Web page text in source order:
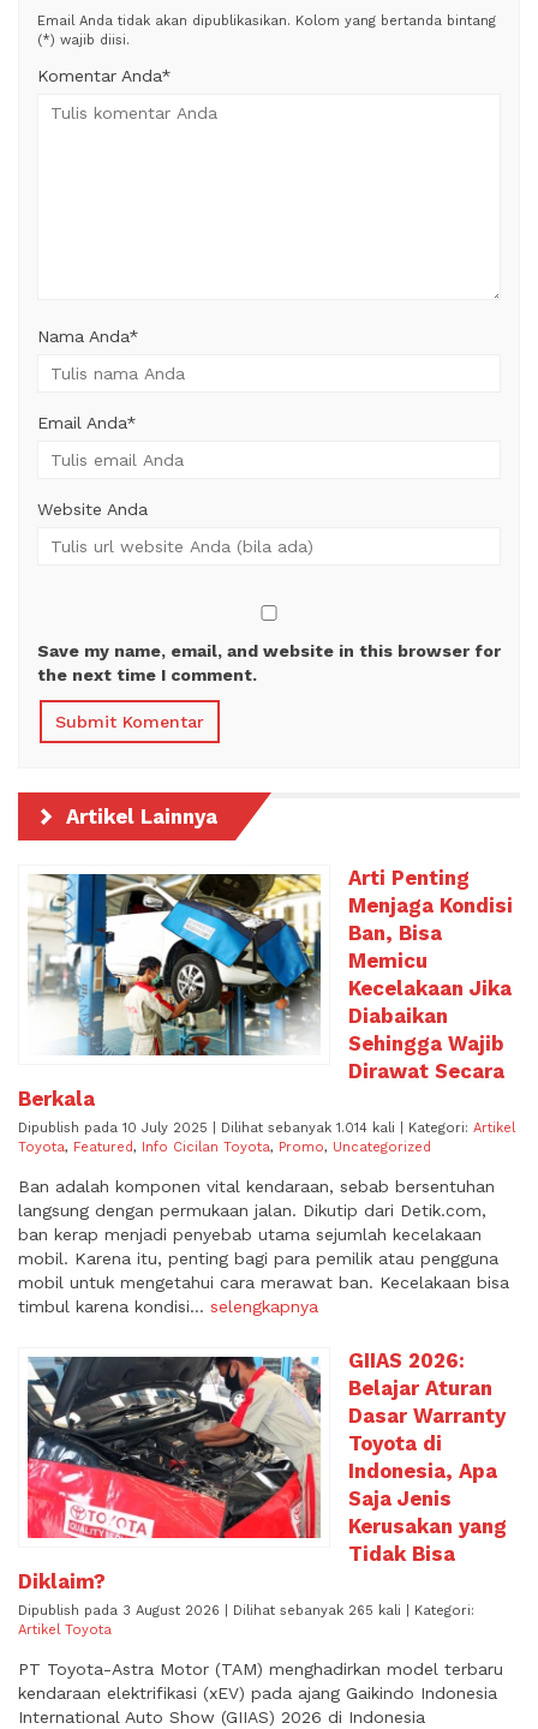
Email Anda tidak akan dipublikasikan. Kolom yang bertanda bintang
(*) wajib diisi.
Komentar Anda*
Nama Anda*
Email Anda*
Website Anda
Save my name, email, and website in this browser for
the next time I comment.
Artikel Lainnya
Arti Penting
Menjaga Kondisi
Ban, Bisa
Memicu
Kecelakaan Jika
Diabaikan
Sehingga Wajib
Dirawat Secara
Berkala
Dipublish pada 10 July 2025 | Dilihat sebanyak 1.014 kali | Kategori: Artikel
Toyota, Featured, Info Cicilan Toyota, Promo, Uncategorized
Ban adalah komponen vital kendaraan, sebab bersentuhan
langsung dengan permukaan jalan. Dikutip dari Detik.com,
ban kerap menjadi penyebab utama sejumlah kecelakaan
mobil. Karena itu, penting bagi para pemilik atau pengguna
mobil untuk mengetahui cara merawat ban. Kecelakaan bisa
timbul karena kondisi... selengkapnya
GIIAS 2026:
Belajar Aturan
Dasar Warranty
Toyota di
Indonesia, Apa
Saja Jenis
Kerusakan yang
Tidak Bisa
Diklaim?
Dipublish pada 3 August 2026 | Dilihat sebanyak 265 kali | Kategori:
Artikel Toyota
PT Toyota-Astra Motor (TAM) menghadirkan model terbaru
kendaraan elektrifikasi (xEV) pada ajang Gaikindo Indonesia
International Auto Show (GIIAS) 2026 di Indonesia